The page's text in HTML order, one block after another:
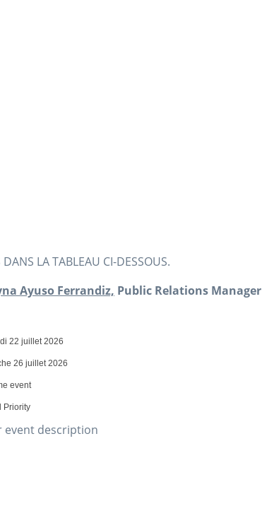
LA TABLEAU CI-DESSOUS.
Ayuso Ferrandiz, Public Relations Manager
22 juillet 2026
26 juillet 2026
event
Priority
event description